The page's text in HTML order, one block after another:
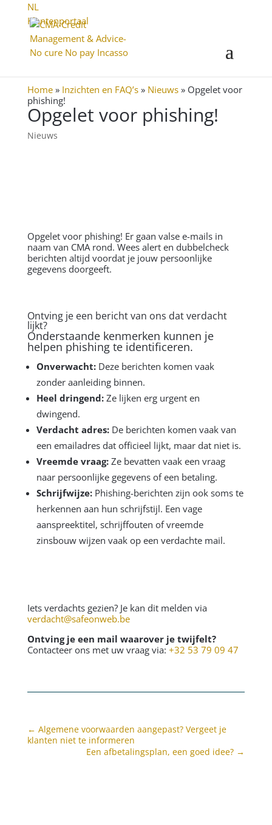
NL
Klantenportaal
Home» Inzichten en FAQ’s» Nieuws» Opgelet voor
phishing!
Opgelet voor phishing!
Nieuws
Opgelet voor phishing! Er gaan valse e-mails in
naam van CMA rond. Wees alert en dubbelcheck
berichten altijd voordat je jouw persoonlijke
gegevens doorgeeft.
Ontving je een bericht van ons dat verdacht
lijkt?
Onderstaande kenmerken kunnen je
helpen phishing te identificeren.
Onverwacht:Deze berichten komen vaak
zonder aanleiding binnen.
Heel dringend:Ze lijken erg urgent en
dwingend.
Verdacht adres:De berichten komen vaak van
een emailadres dat officieel lijkt, maar dat niet is.
Vreemde vraag:Ze bevatten vaak een vraag
naar persoonlijke gegevens of een betaling.
Schrijfwijze:Phishing-berichten zijn ook soms te
herkennen aan hun schrijfstijl. Een vage
aanspreektitel, schrijffouten of vreemde
zinsbouw wijzen vaak op een verdachte mail.
Iets verdachts gezien? Je kan dit melden via
verdacht@safeonweb.be
Ontving je een mail waarover je twijfelt?
Contacteer ons met uw vraag via: +32 53 79 09 47
← Algemene voorwaarden aangepast? Vergeet je
klanten niet te informeren
Een afbetalingsplan, een goed idee? →